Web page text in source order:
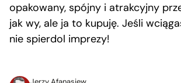
opakowany, spójny i atrakcyjny
jak wy, ale ja to kupuję. Jeśli
nie spierdol imprezy!